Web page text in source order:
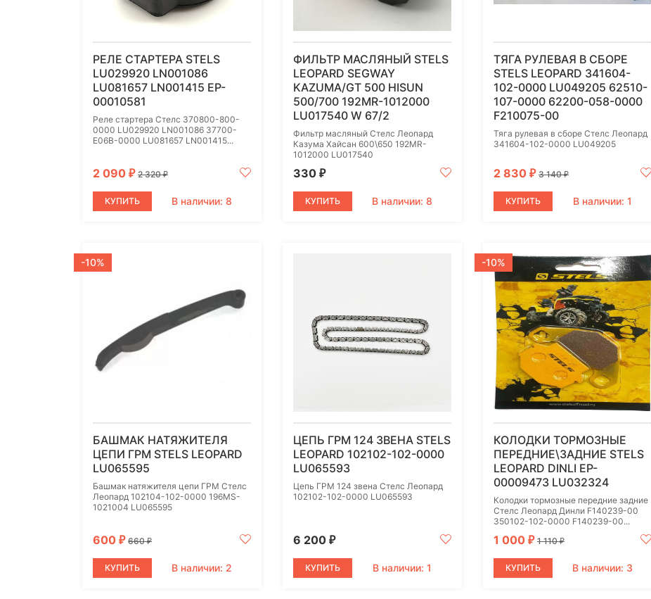
РЕЛЕ СТАРТЕРА STELS
LU029920 LN001086
LU081657 LN001415 EP-
00010581
Реле стартера Стелс 370800-800-
0000 LU029920 LN001086 37700-
E06B-0000 LU081657 LN001415...
2 090 ₽ 2 320₽
КУПИТЬ В наличии: 8
ФИЛЬТР МАСЛЯНЫЙ STELS
LEOPARD SEGWAY
KAZUMA/GT 500 HISUN
500/700 192MR-1012000
LU017540 W 67/2
Фильтр масляный Стелс Леопард
Казума Хайсан 600\650 192MR-
1012000 LU017540
330 ₽
КУПИТЬ В наличии: 8
ТЯГА РУЛЕВАЯ В СБОРЕ
STELS LEOPARD 341604-
102-0000 LU049205 62510-
107-0000 62200-058-0000
F210075-00
Тяга рулевая в сборе Стелс Леопард
341604-102-0000 LU049205
2 830 ₽ 3 140₽
КУПИТЬ В наличии: 1
-10%
БАШМАК НАТЯЖИТЕЛЯ
ЦЕПИ ГРМ STELS LEOPARD
LU065595
Башмак натяжителя цепи ГРМ Стелс
Леопард 102104-102-0000 196MS-
1021004 LU065595
600 ₽ 660₽
КУПИТЬ В наличии: 2
ЦЕПЬ ГРМ 124 ЗВЕНА STELS
LEOPARD 102102-102-0000
LU065593
Цепь ГРМ 124 звена Стелс Леопард
102102-102-0000 LU065593
6 200 ₽
КУПИТЬ В наличии: 1
-10%
КОЛОДКИ ТОРМОЗНЫЕ
ПЕРЕДНИЕ\ЗАДНИЕ STELS
LEOPARD DINLI EP-
00009473 LU032324
Колодки тормозные передние задние
Стелс Леопард Динли F140239-00
350102-102-0000 F140239-00...
1 000 ₽ 1 110₽
КУПИТЬ В наличии: 3